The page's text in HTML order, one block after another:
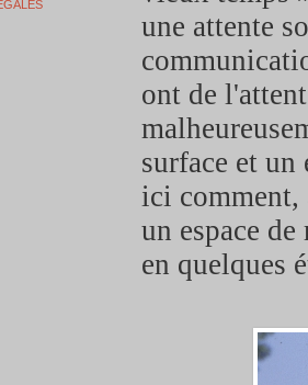
une attente
ont de
surface et un
ici comment,
un espace
en quelques